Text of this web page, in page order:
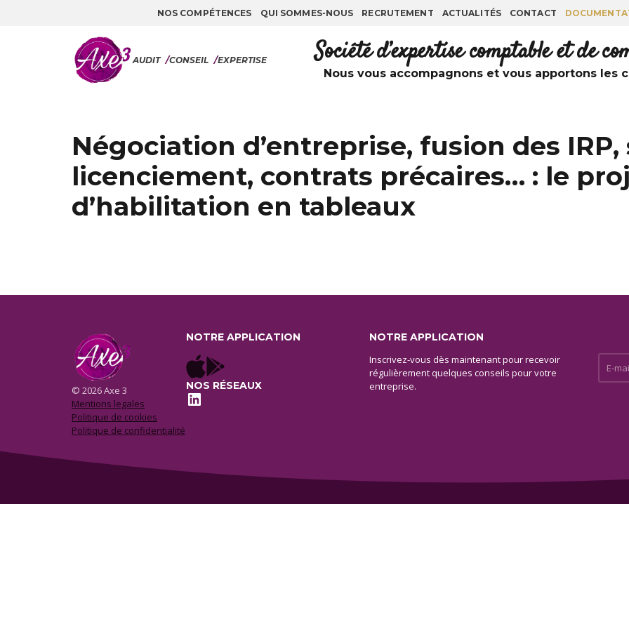
NOS COMPÉTENCES QUI SOMMES-NOUS RECRUTEMENT ACTUALITÉS CONTACT
AUDIT /CONSEIL /EXPERTISE Société d’expertise comptable et de
Nous vous accompagnons et vous apportons les
Négociation d’entreprise, fusion des
licenciement, contrats précaires… : le
d’habilitation en tableaux
© 2026 Axe 3
Mentions legales
Politique de cookies
Politique de confidentialité
NOTRE APPLICATION
NOS RÉSEAUX
LinkedIn
NOTRE APPLICATION
Inscrivez-vous dès maintenant pour recevoir
régulièrement quelques conseils pour votre
entreprise.